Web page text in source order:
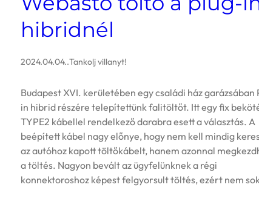
hibridnél
2024.04.04..Tankolj villanyt!
Budapest XVI. kerületében egy családi ház garázsában
in hibrid részére telepítettünk falitöltőt. Itt egy fix
TYPE2 kábellel rendelkező darabra esett a választás. A
beépített kábel nagy előnye, hogy nem kell mindig
az autóhoz kapott töltőkábelt, hanem azonnal
a töltés. Nagyon bevált az ügyfelünknek a régi
konnektoroshoz képest felgyorsult töltés, ezért nem